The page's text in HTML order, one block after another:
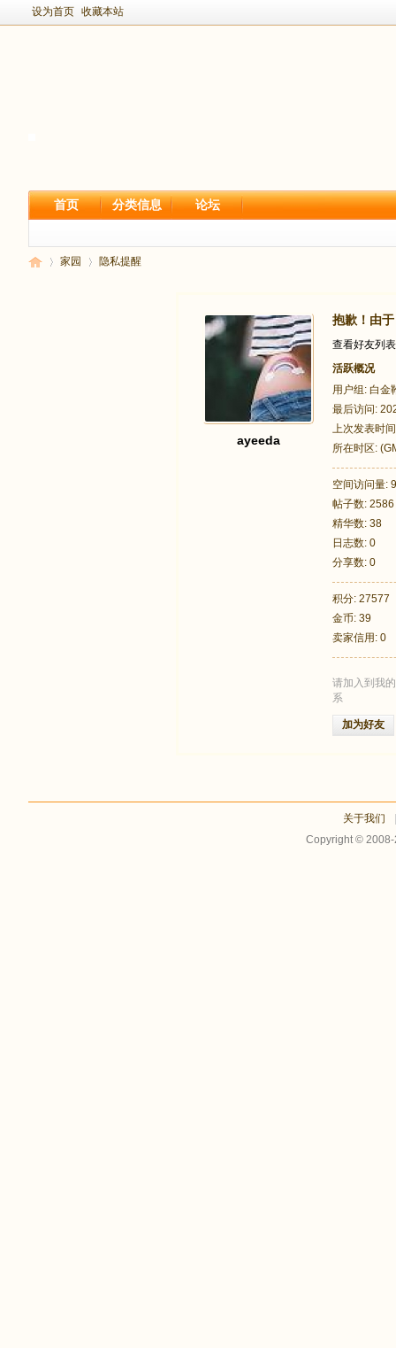
设为首页 收藏本站
首页 分类信息 论坛
家园 隐私提醒
ayeeda
抱歉！由
查看好友列表
活跃概况
用户组: 白金
最后访问:
上次发表时
所在时区:
空间访问量:
帖子数: 2586
精华数: 38
日志数: 0
分享数: 0
积分: 27577
金币: 39
卖家信用: 0
请加入到我
系
加为好友
关于我们
Copyright ©